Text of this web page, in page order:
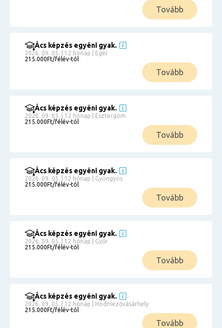
Tovább
Ács képzés egyéni gyak.
2026. 09. 05. | 12 hónap | Eger
215.000Ft/félév-tól
Tovább
Ács képzés egyéni gyak.
2026. 09. 05. | 12 hónap | Esztergom
215.000Ft/félév-tól
Tovább
Ács képzés egyéni gyak.
2026. 09. 05. | 12 hónap | Gyöngyös
215.000Ft/félév-tól
Tovább
Ács képzés egyéni gyak.
2026. 09. 05. | 12 hónap | Győr
215.000Ft/félév-tól
Tovább
Ács képzés egyéni gyak.
2026. 09. 05. | 12 hónap | Hódmezővásárhely
215.000Ft/félév-tól
Tovább